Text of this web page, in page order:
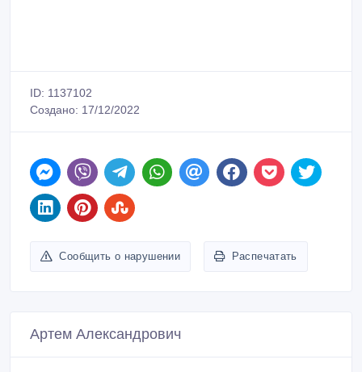
ID: 1137102
Создано: 17/12/2022
Сообщить о нарушении Распечатать
Артем Александрович